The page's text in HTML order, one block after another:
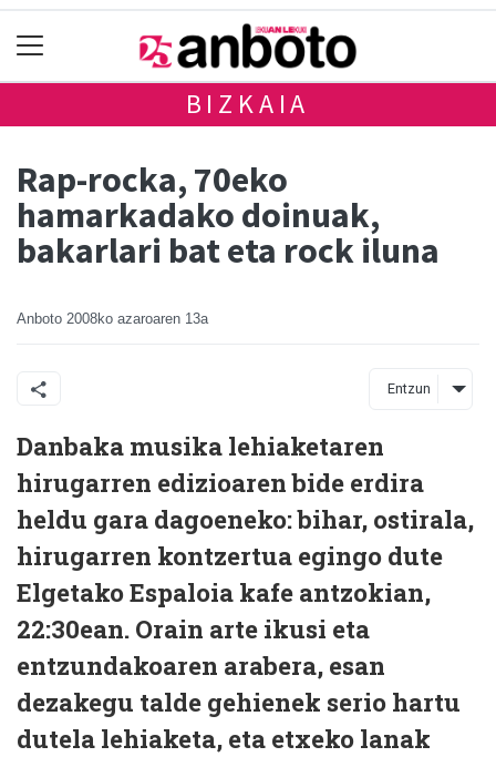
BIZKAIA
Rap-rocka, 70eko
hamarkadako doinuak,
bakarlari bat eta rock iluna
Anboto 2008ko azaroaren 13a
Entzun
Danbaka musika lehiaketaren
hirugarren edizioaren bide erdira
heldu gara dagoeneko: bihar, ostirala,
hirugarren kontzertua egingo dute
Elgetako Espaloia kafe antzokian,
22:30ean. Orain arte ikusi eta
entzundakoaren arabera, esan
dezakegu talde gehienek serio hartu
dutela lehiaketa, eta etxeko lanak